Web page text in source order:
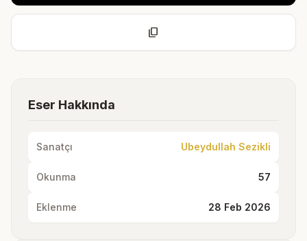
content_copy
Eser Hakkında
Sanatçı Ubeydullah Sezikli
Okunma 57
Eklenme 28 Feb 2026